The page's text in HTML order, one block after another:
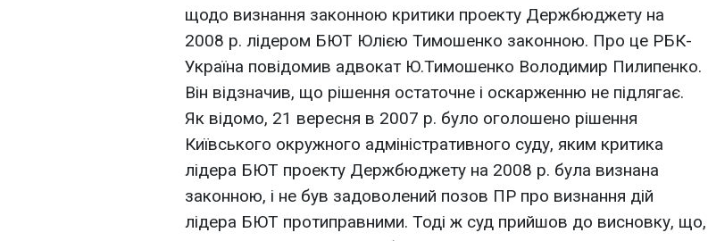
щодо визнання законною критики проекту Держбюджету на
2008 р. лідером БЮТ Юлією Тимошенко законною. Про це РБК-
Україна повідомив адвокат Ю.Тимошенко Володимир Пилипенко.
Він відзначив, що рішення остаточне і оскарженню не підлягає.
Як відомо, 21 вересня в 2007 р. було оголошено рішення
Київського окружного адміністративного суду, яким критика
лідера БЮТ проекту Держбюджету на 2008 р. була визнана
законною, і не був задоволений позов ПР про визнання дій
лідера БЮТ протиправними. Тоді ж суд прийшов до висновку, що,